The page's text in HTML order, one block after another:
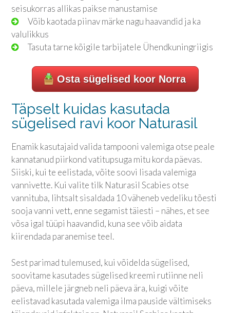
seisukorras allikas paikse manustamise
Võib kaotada piinav märke nagu haavandid ja ka
valulikkus
Tasuta tarne kõigile tarbijatele Ühendkuningriigis
Osta sügelised koor Norra
Täpselt kuidas kasutada
sügelised ravi koor Naturasil
Enamik kasutajaid valida tampooni valemiga otse peale
kannatanud piirkond vatitupsuga mitu korda päevas.
Siiski, kui te eelistada, võite soovi lisada valemiga
vannivette. Kui valite tilk Naturasil Scabies otse
vannituba, lihtsalt sisaldada 10 väheneb vedeliku tõesti
sooja vanni vett, enne segamist täiesti – nähes, et see
võsa igal tüüpi haavandid, kuna see võib aidata
kiirendada paranemise teel.
Sest parimad tulemused, kui võidelda sügelised,
soovitame kasutades sügelised kreemi rutiinne neli
päeva, millele järgneb neli päeva ära, kuigi võite
eelistavad kasutada valemiga ilma pauside vältimiseks